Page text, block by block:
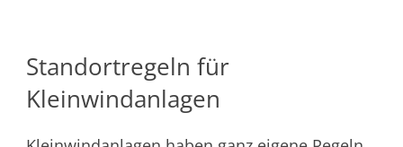
Standortregeln für
Kleinwindanlagen